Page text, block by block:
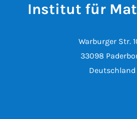
Institut für
Warburger Str.
33098
Deutschland